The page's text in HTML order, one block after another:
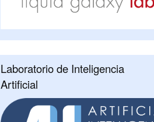
Laboratorio de Inteligencia
Artificial